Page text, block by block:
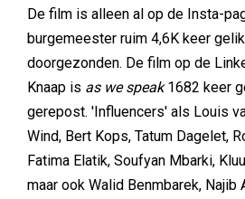
De film is alleen al op de Insta-
burgemeester ruim 4,6K keer
doorgezonden. De film op de
Knaap is as we speak1682 keer
gerepost. 'Influencers' als Louis
Wind, Bert Kops, Tatum Dagelet,
Fatima Elatik, Soufyan Mbarki,
maar ook Walid Benmbarek, Najib